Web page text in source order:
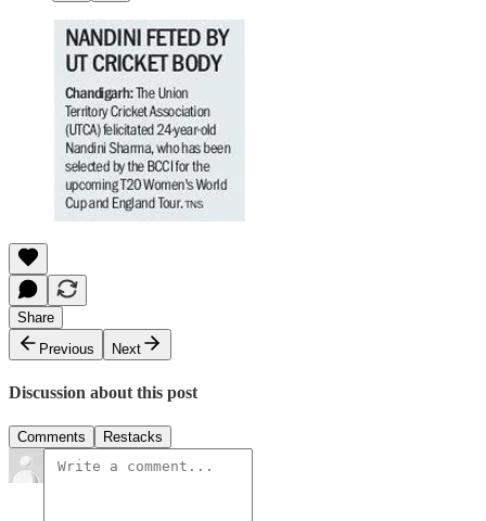
Share
Previous
Next
Discussion about this post
Comments Restacks